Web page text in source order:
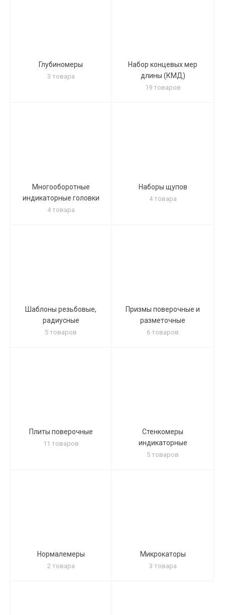
Глубиномеры
3 товара
Набор концевых мер
длины (КМД)
19 товаров
Многооборотные
индикаторные головки
4 товара
Наборы щупов
4 товара
Шаблоны резьбовые,
радиусные
5 товаров
Призмы поверочные и
разметочные
6 товаров
Плиты поверочные
11 товаров
Стенкомеры
индикаторные
5 товаров
Нормалемеры
2 товара
Микрокаторы
3 товара